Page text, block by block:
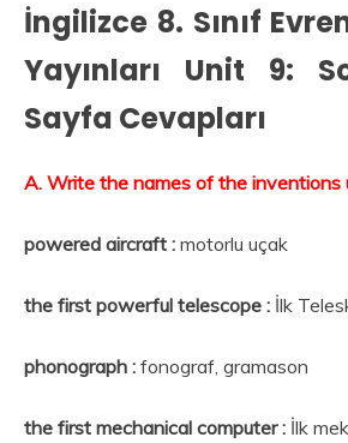
İngilizce 8. Sınıf
Yayınları Unit 9:
Sayfa Cevapları
A. Write the names of the inventions
powered aircraft : motorlu uçak
the first powerful telescope : İlk
phonograph : fonograf, gramason
the first mechanical computer : İlk